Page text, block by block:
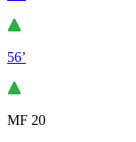
56’
MF 20